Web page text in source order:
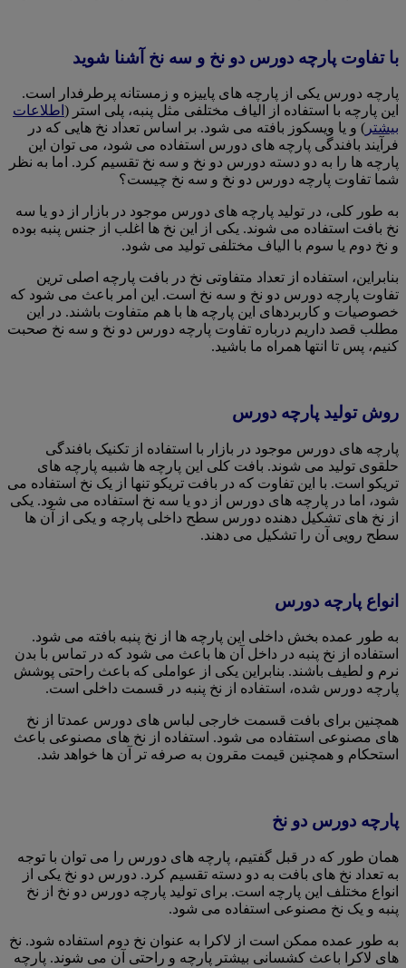
با تفاوت پارچه دورس دو نخ و سه نخ آشنا شوید
پارچه دورس یکی از پارچه های پاییزه و زمستانه پرطرفدار است.
این پارچه با استفاده از الیاف مختلفی مثل پنبه، پلی استر ( اطلاعات
بیشتر ) و یا ویسکوز بافته می شود. بر اساس تعداد نخ هایی که در
فرآیند بافندگی پارچه های دورس استفاده می شود، می توان این
پارچه ها را به دو دسته دورس دو نخ و سه نخ تقسیم کرد. اما به نظر
شما تفاوت پارچه دورس دو نخ و سه نخ چیست؟
به طور کلی، در تولید پارچه های دورس موجود در بازار از دو یا سه
نخ بافت استفاده می شوند. یکی از این نخ ها اغلب از جنس پنبه بوده
و نخ دوم یا سوم با الیاف مختلفی تولید می شود.
بنابراین، استفاده از تعداد متفاوتی نخ در بافت پارچه اصلی ترین
تفاوت پارچه دورس دو نخ و سه نخ است. این امر باعث می شود که
خصوصیات و کاربردهای این پارچه ها با هم متفاوت باشند. در این
مطلب قصد داریم درباره تفاوت پارچه دورس دو نخ و سه نخ صحبت
کنیم، پس تا انتها همراه ما باشید.
روش تولید پارچه دورس
پارچه های دورس موجود در بازار با استفاده از تکنیک بافندگی
حلقوی تولید می شوند. بافت کلی این پارچه ها شبیه پارچه های
تریکو است. با این تفاوت که در بافت تریکو تنها از یک نخ استفاده می
شود، اما در پارچه های دورس از دو یا سه نخ استفاده می شود. یکی
از نخ های تشکیل دهنده دورس سطح داخلی پارچه و یکی از آن ها
سطح رویی آن را تشکیل می دهند.
انواع پارچه دورس
به طور عمده بخش داخلی این پارچه ها از نخ پنبه بافته می شود.
استفاده از نخ پنبه در داخل آن ها باعث می شود که در تماس با بدن
نرم و لطیف باشند. بنابراین یکی از عواملی که باعث راحتی پوشش
پارچه دورس شده، استفاده از نخ پنبه در قسمت داخلی است.
همچنین برای بافت قسمت خارجی لباس های دورس عمدتا از نخ
های مصنوعی استفاده می شود. استفاده از نخ های مصنوعی باعث
استحکام و همچنین قیمت مقرون به صرفه تر آن ها خواهد شد.
پارچه دورس دو نخ
همان طور که در قبل گفتیم، پارچه های دورس را می توان با توجه
به تعداد نخ های بافت به دو دسته تقسیم کرد. دورس دو نخ یکی از
انواع مختلف این پارچه است. برای تولید پارچه دورس دو نخ از نخ
پنبه و یک نخ مصنوعی استفاده می شود.
به طور عمده ممکن است از لاکرا به عنوان نخ دوم استفاده شود. نخ
های لاکرا باعث کشسانی بیشتر پارچه و راحتی آن می شوند. پارچه